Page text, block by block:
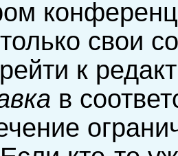
свои
к
в